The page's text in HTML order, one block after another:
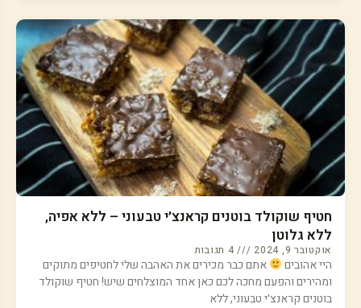
חטיף שוקולד בוטנים קראנצ׳י טבעוני – ללא אפיה,
ללא גלוטן
אוקטובר 9, 2024 4 תגובות
היי אהובים
אתם כבר מכירים את האהבה שלי לחטיפים מתוקים
ומהירים והפעם מחכה לכם כאן אחד המוצלחים שיש! חטיף שוקולד
בוטנים קראנצ׳י טבעוני, ללא